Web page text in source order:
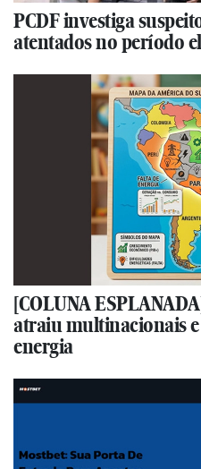
PCDF investiga
atentados no período
[COLUNA
atraiu multinacionais
energia